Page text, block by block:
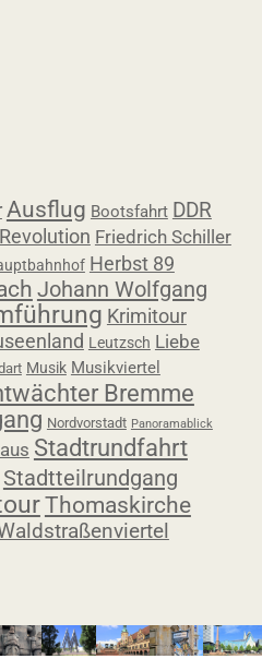
Ausflug Bootsfahrt DDR
Friedrich Schiller
Herbst 89
Johann Wolfgang
Krimitour
Leutzsch Liebe
Musik Musikviertel
Bremme
Nordvorstadt Panoramablick
Stadtrundfahrt
Stadtteilrundgang
Thomaskirche